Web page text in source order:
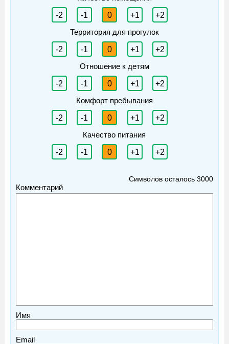
-2
-1 0 +1
+2
Территория для прогулок
-2
-1 0 +1
+2
Отношение к детям
-2
-1 0 +1
+2
Комфорт пребывания
-2
-1 0 +1
+2
Качество питания
-2
-1 0 +1 +2
Символов осталось3000
Комментарий
Имя
Email